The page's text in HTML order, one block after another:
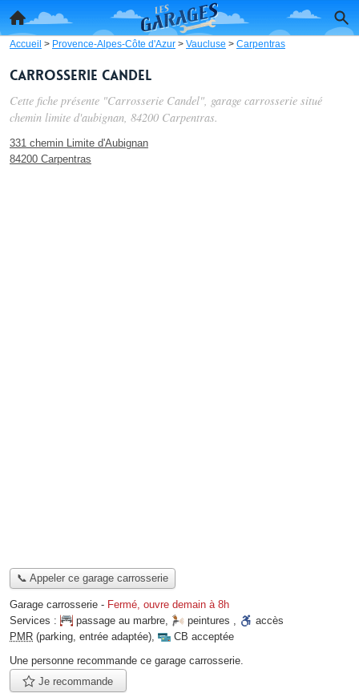
Accueil > Provence-Alpes-Côte d'Azur > Vaucluse > Carpentras
Carrosserie Candel
Cette fiche présente "Carrosserie Candel", garage carrosserie situé
chemin limite d'aubignan, 84200 Carpentras.
331 chemin Limite d'Aubignan
84200 Carpentras
📞 Appeler ce garage carrosserie
Garage carrosserie - Fermé, ouvre demain à 8h
Services :
passage au marbre, peintures ,
accès
PMR (parking, entrée adaptée),
CB acceptée
Une personne recommande ce garage carrosserie.
Je recommande